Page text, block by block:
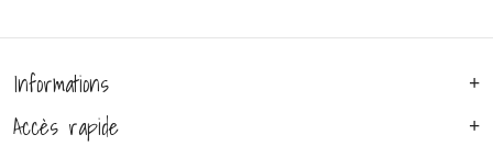
Informations
Accès rapide